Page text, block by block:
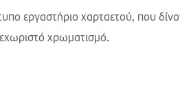
εργαστήριο χαρταετού, που
χρωματισμό.